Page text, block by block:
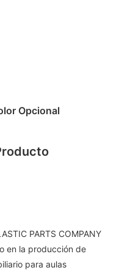
Opcional
PARTS COMPANY
en la producción de
para aulas